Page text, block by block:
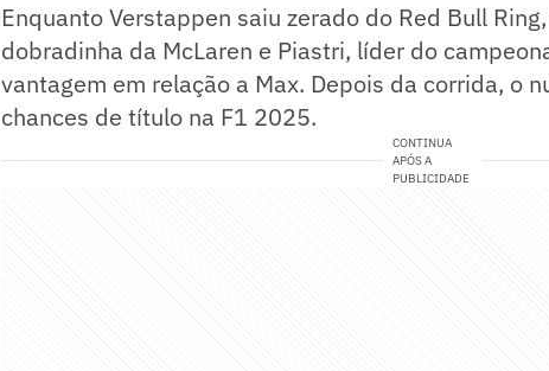
Enquanto Verstappen saiu zerado do Red Bull
dobradinha da McLaren e Piastri, líder do
vantagem em relação a Max. Depois da corrida, o
chances de título na F1 2025.
CONTINUA
APÓS A
PUBLICIDADE